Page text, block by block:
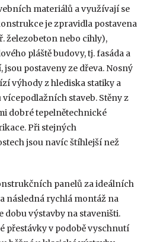
materiálů a využívají se
je zpravidla postavena
železobeton nebo cihly),
pláště budovy, tj. fasáda a
postaveny ze dřeva. Nosný
výhody z hlediska statiky a
staveb. Stěny z
dobré tepelnětechnické
Při stejných
jsou navíc štíhlejší než
panelů za ideálních
následná rychlá montáž na
dobu výstavby na staveništi.
přestávky v podobě vyschnutí